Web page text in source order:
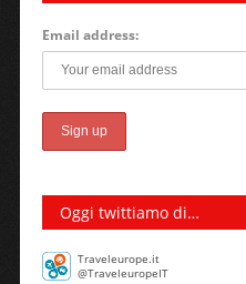
Email address:
Oggi twittiamo di…
Traveleurope.it
@TraveleuropeIT